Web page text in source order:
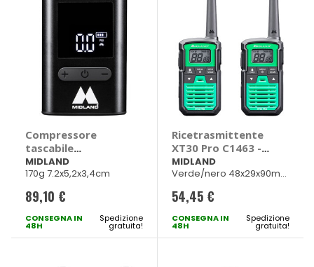
Compressore
tascabile
Enerpump Mini
power bank -
MIDLAND
MIDLAND
170g 7.2x5,2x3,4cm
89,10 €
CONSEGNA IN
48H
Spedizione
gratuita!
Ricetrasmittente
XT30 Pro C1463 -
MIDLAND
MIDLAND
Verde/nero 48x29x90mm
54,45 €
CONSEGNA IN
48H
Spedizione
gratuita!